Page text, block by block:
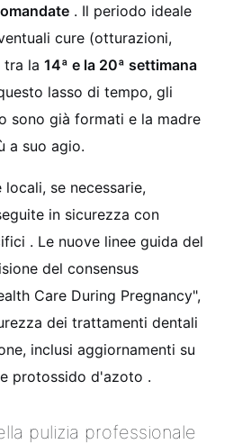
. Il periodo ideale
cure (otturazioni,
tra la 14ª e la 20ª settimana
lasso di tempo, gli
sono già formati e la madre
a suo agio.
locali, se necessarie,
in sicurezza con
. Le nuove linee guida del
del consensus
Care During Pregnancy",
dei trattamenti dentali
inclusi aggiornamenti su
protossido d'azoto .
pulizia professionale